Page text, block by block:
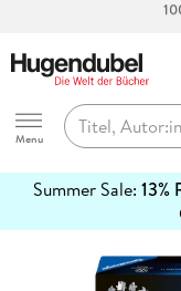
Hugendubel
Menu
Summer Sale: 13%
erfahren